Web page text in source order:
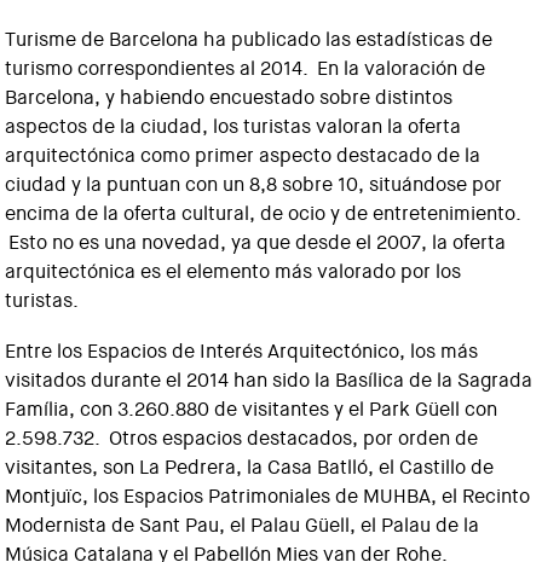
Turisme de Barcelona ha publicado las estadísticas de
turismo correspondientes al 2014. En la valoración de
Barcelona, y habiendo encuestado sobre distintos
aspectos de la ciudad, los turistas valoran la oferta
arquitectónica como primer aspecto destacado de la
ciudad y la puntuan con un 8,8 sobre 10, situándose por
encima de la oferta cultural, de ocio y de entretenimiento.
Esto no es una novedad, ya que desde el 2007, la oferta
arquitectónica es el elemento más valorado por los
turistas.
Entre los Espacios de Interés Arquitectónico, los más
visitados durante el 2014 han sido la Basílica de la Sagrada
Família, con 3.260.880 de visitantes y el Park Güell con
2.598.732. Otros espacios destacados, por orden de
visitantes, son La Pedrera, la Casa Batlló, el Castillo de
Montjuïc, los Espacios Patrimoniales de MUHBA, el Recinto
Modernista de Sant Pau, el Palau Güell, el Palau de la
Música Catalana y el Pabellón Mies van der Rohe.